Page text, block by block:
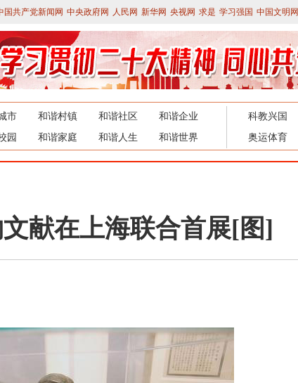
国共产党新闻网 中央政府网 人民网 新华网 央视网 求是 学习强国 中国文明网
市 和谐村镇 和谐社区
和谐企业
园 和谐家庭 和谐人生 和谐世界
科教兴国
奥运体育
献在上海联合首展[图]